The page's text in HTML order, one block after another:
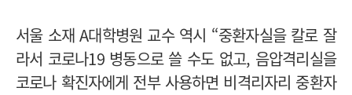
서울 소재 A대학병원 교수 역시 “중환자실을 칼로 잘
라서 코로나19 병동으로 쓸 수도 없고, 음압격리실을
코로나 확진자에게 전부 사용하면 비격리자리 중환자